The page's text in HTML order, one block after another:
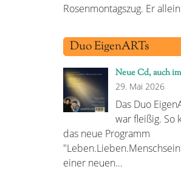
Rosenmontagszug. Er
Duo EigenARTs
Neue Cd, auch
29. Mai 2026
Das Duo
war fleißig. So
das neue Programm
einer neuen…